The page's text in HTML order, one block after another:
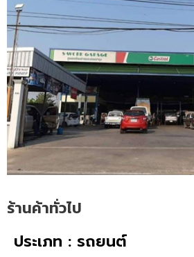
ร้านค้าทั่วไป
ประเภท : รถยนต์